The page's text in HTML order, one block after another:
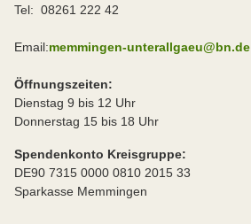
Tel: 08261 222 42
Email:memmingen-unterallgaeu@bn.de
Öffnungszeiten:
Dienstag 9 bis 12 Uhr
Donnerstag 15 bis 18 Uhr
Spendenkonto Kreisgruppe:
DE90 7315 0000 0810 2015 33
Sparkasse Memmingen